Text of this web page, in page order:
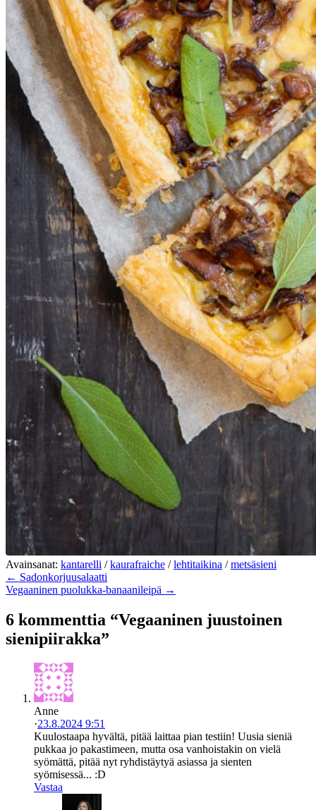
Avainsanat: kantarelli /kaurafraiche /lehtitaikina /metsäsieni
← Sadonkorjuusalaatti
Vegaaninen puolukka-banaanileipä →
6 kommenttia “Vegaaninen juustoinen
sienipiirakka”
Anne
·23.8.2024 9:51
Kuulostaapa hyvältä, pitää laittaa pian testiin! Uusia sieniä
pukkaa jo pakastimeen, mutta osa vanhoistakin on vielä
syömättä, pitää nyt ryhdistäytyä asiassa ja sienten
syömisessä... :D
Vastaa